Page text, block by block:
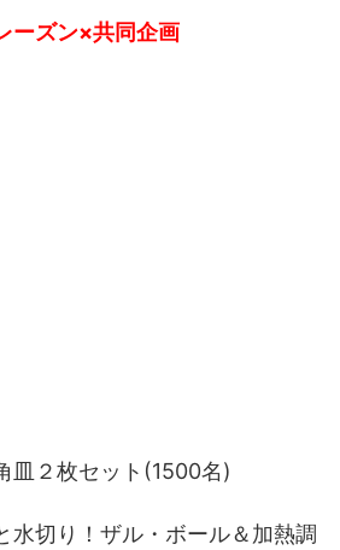
ーズン×共同企画
２枚セット(1500名)
切り！ザル・ボール＆加熱調